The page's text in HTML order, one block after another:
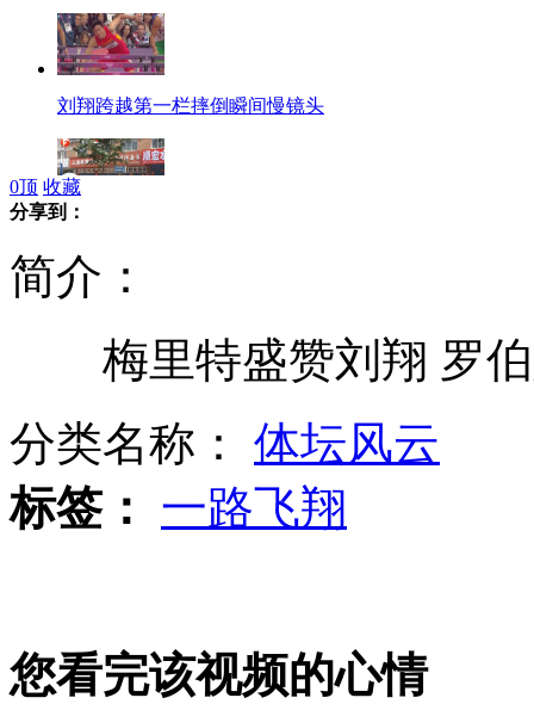
刘翔跨越第一栏摔倒瞬间慢镜头
日东电公布地震后紧急电视会议视频
0顶 收藏
分享到：
简介：
梅里特盛赞刘翔 罗伯
分类名称： 体坛风云
标签：
一路飞翔
您看完该视频的心情